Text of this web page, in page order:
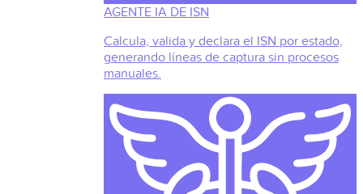
AGENTE IA DE ISN
Calcula, valida y declara el ISN por estado,
generando líneas de captura sin procesos
manuales.